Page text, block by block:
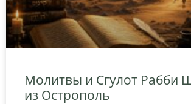
Молитвы и Сгулот
из Острополь